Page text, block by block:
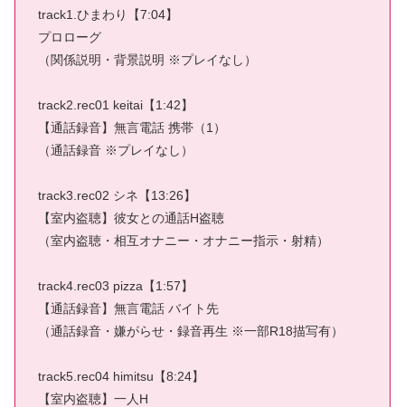
track1.ひまわり【7:04】
プロローグ
（関係説明・背景説明 ※プレイなし）
track2.rec01 keitai【1:42】
【通話録音】無言電話 携帯（1）
（通話録音 ※プレイなし）
track3.rec02 シネ【13:26】
【室内盗聴】彼女との通話H盗聴
（室内盗聴・相互オナニー・オナニー指示・射精）
track4.rec03 pizza【1:57】
【通話録音】無言電話 バイト先
（通話録音・嫌がらせ・録音再生 ※一部R18描写有）
track5.rec04 himitsu【8:24】
【室内盗聴】一人H